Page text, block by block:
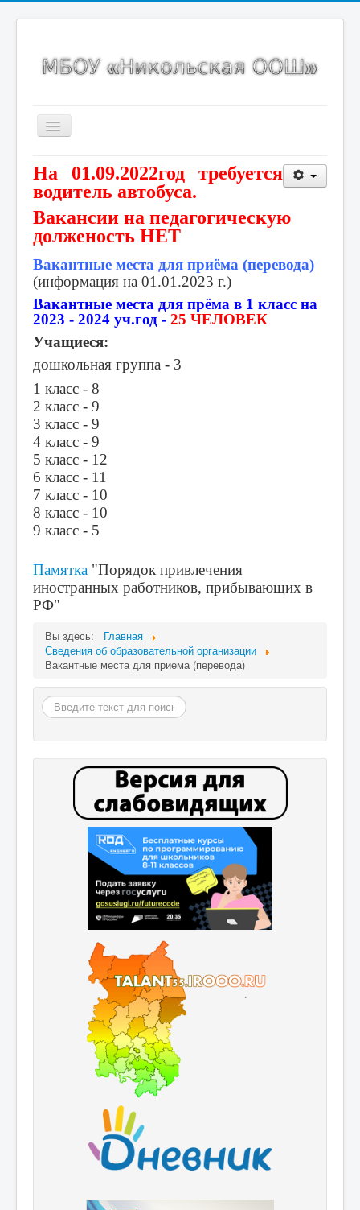
Включить/
выключить
Главная страница
Сведения об образовательной организации
Новости
Карта сайта
ИНКО
Точка роста
Спортивный клуб
Воспитание
Национальный проект «Образование»
Независимая оценка качества образования
Питание
Внедрение целевой модели наставничество
Организация питания
ВВЕДЕНИЕ ФГОС-2022
Охрана окружающей среды
Цифровая образовательная среда
Функциональная грамотность
Финансовая грамотность
ОГЭ
Родителям
Большая перемена
Билет в будущее
Разговор о важном
Школьный медиацентр
Приём детей в 1 класс
Детские организации
На 01.09.2022год требуется
водитель автобуса.
Вакансии на педагогическую
долженость НЕТ
Вакантные места для приёма (перевода)
(информация на 01.01.2023 г.)
Вакантные места для прёма в 1 класс на
2023 - 2024 уч.год - 25 ЧЕЛОВЕК
Учащиеся:
дошкольная группа - 3
1 класс - 8
2 класс - 9
3 класс - 9
4 класс - 9
5 класс - 12
6 класс - 11
7 класс - 10
8 класс - 10
9 класс - 5
Памятка "Порядок привлечения
иностранных работников, прибывающих в
РФ"
Вы здесь:
Главная
Сведения об образовательной организации
Вакантные места для приема (перевода)
Поиск